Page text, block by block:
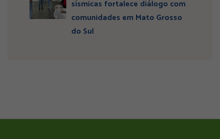
sísmicas fortalece diálogo com
comunidades em Mato Grosso
do Sul